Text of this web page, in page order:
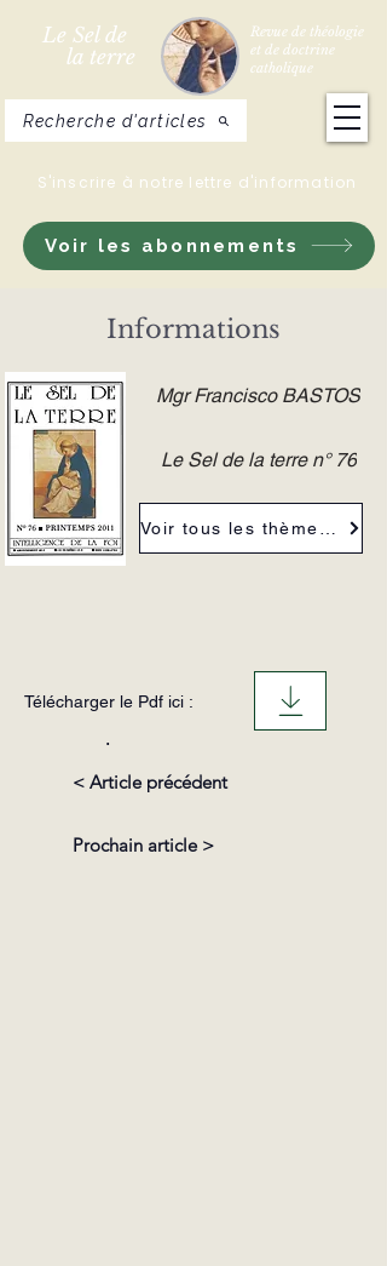
Le Sel de
la terre
Revue de théologie
et de doctrine
catholique
Voir les abonnements
S'inscrire à notre lettre d'information
Recherche d'articles
Informations
Mgr Francisco BASTOS
Le Sel de la terre n° 76
Télécharger le Pdf ici :
.
< Article précédent
Prochain article >